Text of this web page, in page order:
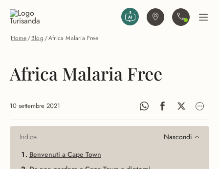
Trova agenziaContattaciApri
Home/Blog/Africa Malaria Free
Africa Malaria Free
10 settembre 2021
Indice
Nascondi
Benvenuti a Cape Town